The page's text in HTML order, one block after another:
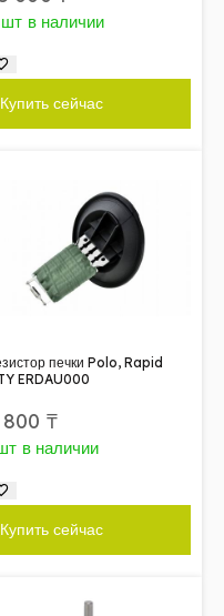
в наличии
Купить сейчас
печки Polo, Rapid
ERDAU000
₸
в наличии
Купить сейчас